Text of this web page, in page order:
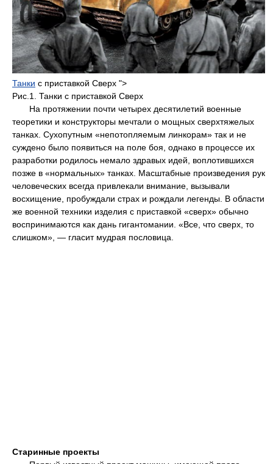
Танки с приставкой Сверх ">
Рис.1. Танки с приставкой Сверх
На протяжении почти четырех десятилетий военные
теоретики и конструкторы мечтали о мощных сверхтяжелых
танках. Сухопутным «непотопляемым линкорам» так и не
суждено было появиться на поле боя, однако в процессе их
разработки родилось немало здравых идей, воплотившихся
позже в «нормальных» танках. Масштабные произведения рук
человеческих всегда привлекали внимание, вызывали
восхищение, пробуждали страх и рождали легенды. В области
же военной техники изделия с приставкой «сверх» обычно
воспринимаются как дань гигантомании. «Все, что сверх, то
слишком», — гласит мудрая пословица.
Старинные проекты